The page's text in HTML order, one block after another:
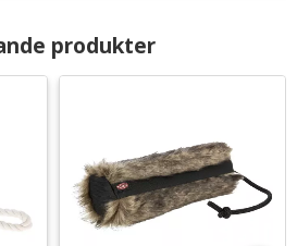
produkter